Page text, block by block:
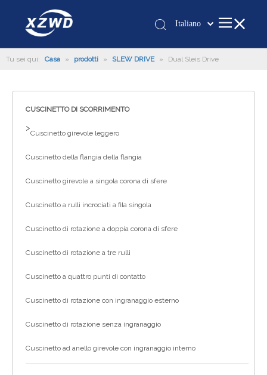
Italiano
românesc
Tiếng Việt
العربية
Tu sei qui: Casa » prodotti » SLEW DRIVE » Dual Sleis Drive
CUSCINETTO DI SCORRIMENTO
>
Cuscinetto girevole leggero
Cuscinetto della flangia della flangia
Cuscinetto girevole a singola corona di sfere
Cuscinetto a rulli incrociati a fila singola
Cuscinetto di rotazione a doppia corona di sfere
Cuscinetto di rotazione a tre rulli
Cuscinetto a quattro punti di contatto
Cuscinetto di rotazione con ingranaggio esterno
Cuscinetto di rotazione senza ingranaggio
Cuscinetto ad anello girevole con ingranaggio interno